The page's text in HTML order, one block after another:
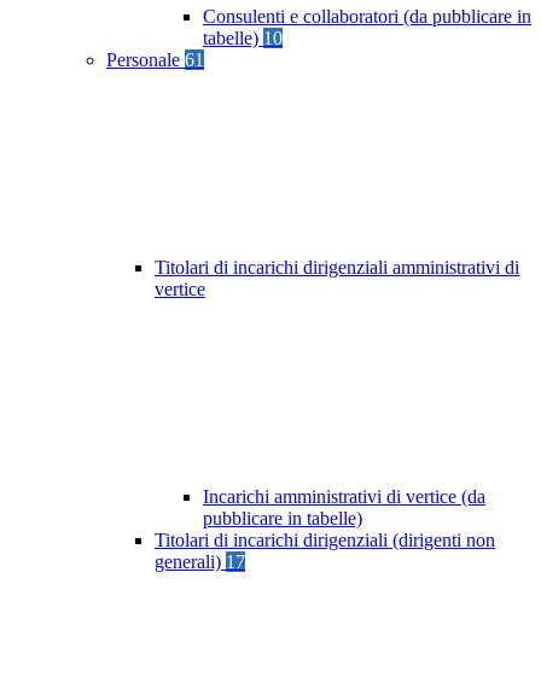
Consulenti e collaboratori (da pubblicare in
tabelle) 10
Personale 61
Titolari di incarichi dirigenziali amministrativi di
vertice
Incarichi amministrativi di vertice (da
pubblicare in tabelle)
Titolari di incarichi dirigenziali (dirigenti non
generali) 17